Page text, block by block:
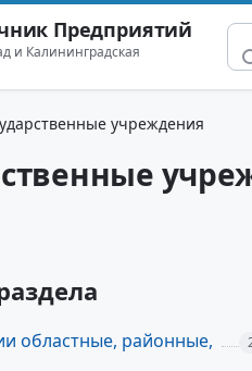
Предприятий
и Калининградская
учреждения
областные, районные,